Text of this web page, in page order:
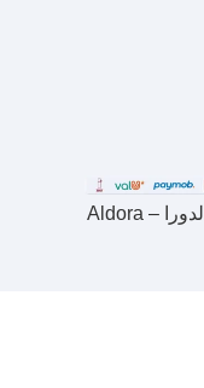
الدورا – Aldora